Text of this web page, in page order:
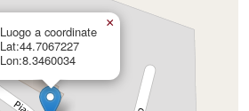
Luogo a coordinate
Lat:44.7067227
Lon:8.3460034
×